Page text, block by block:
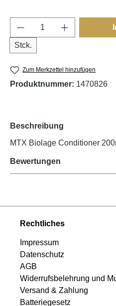
Produkt Anzahl: Gib
Stck.
Zum Merkzettel hinzufügen
Produktnummer: 1470826
Beschreibung
MTX Biolage Conditioner
Bewertungen
Rechtliches
Impressum
Datenschutz
AGB
Widerrufsbelehrung und
Versand & Zahlung
Batteriegesetz